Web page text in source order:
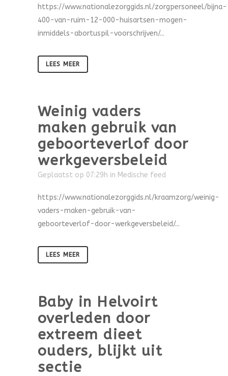
https://www.nationalezorggids.nl/zorgpersoneel/bijna-
400-van-ruim-12-000-huisartsen-mogen-
inmiddels-abortuspil-voorschrijven/...
LEES MEER
Weinig vaders
maken gebruik van
geboorteverlof door
werkgeversbeleid
Geplaatst op 07:29h in Medische feed
https://www.nationalezorggids.nl/kraamzorg/weinig-
vaders-maken-gebruik-van-
geboorteverlof-door-werkgeversbeleid/...
LEES MEER
Baby in Helvoirt
overleden door
extreem dieet
ouders, blijkt uit
sectie